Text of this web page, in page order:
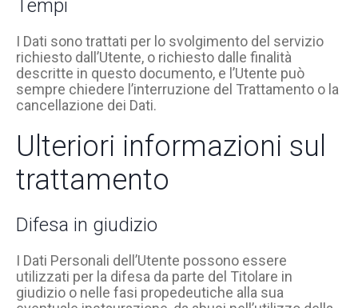
Tempi
I Dati sono trattati per lo svolgimento del servizio
richiesto dall’Utente, o richiesto dalle finalità
descritte in questo documento, e l’Utente può
sempre chiedere l’interruzione del Trattamento o la
cancellazione dei Dati.
Ulteriori informazioni sul
trattamento
Difesa in giudizio
I Dati Personali dell’Utente possono essere
utilizzati per la difesa da parte del Titolare in
giudizio o nelle fasi propedeutiche alla sua